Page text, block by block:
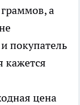
а
покупатель
кажется
цена